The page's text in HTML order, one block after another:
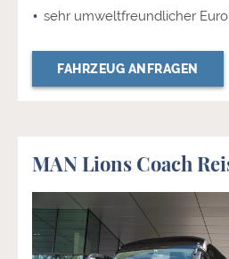
sehr umweltfreundlicher
FAHRZEUG ANFRAGEN
MAN Lions Coach